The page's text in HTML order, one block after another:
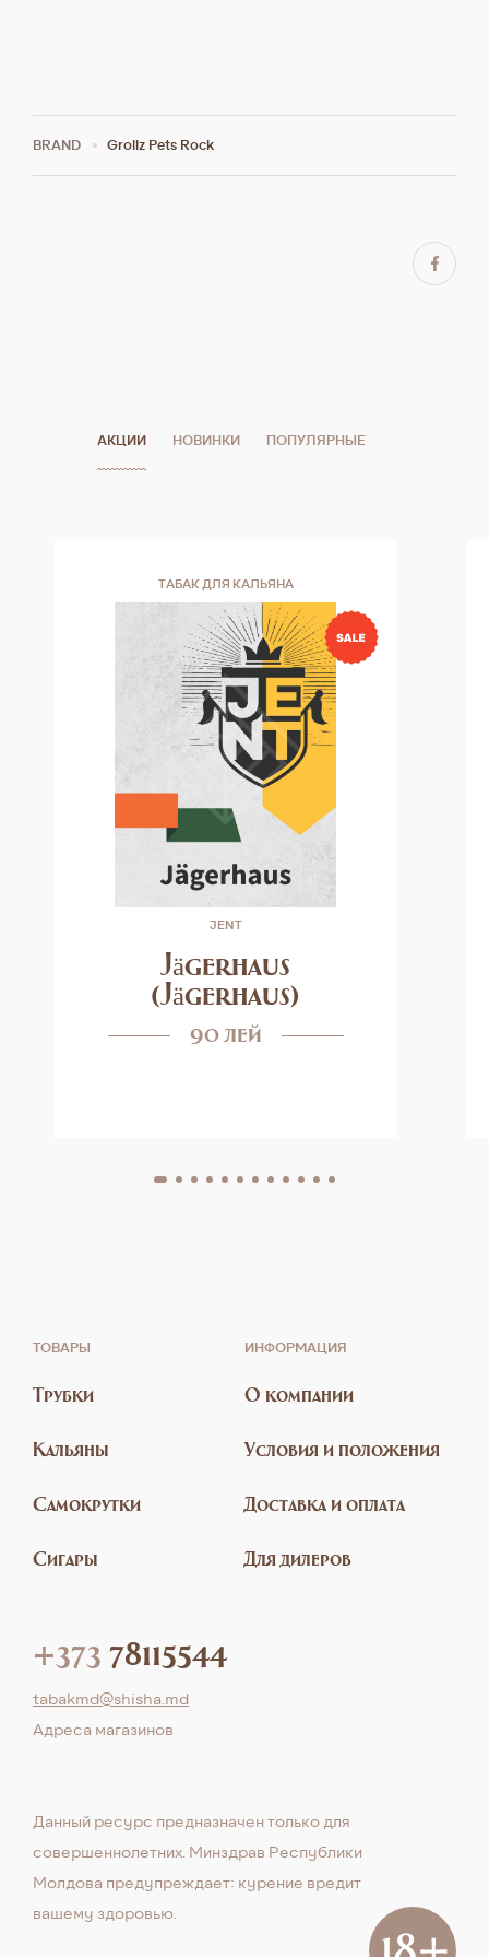
BRAND Grollz Pets Rock
АКЦИИ НОВИНКИ ПОПУЛЯРНЫЕ
ТАБАК ДЛЯ КАЛЬЯНА
JENT
Jägerhaus
(Jägerhaus)
90 лей
ТОВАРЫ
Трубки
Кальяны
Самокрутки
Сигары
ИНФОРМАЦИЯ
О компании
Условия и положения
Доставка и оплата
Для дилеров
+373 78115544
tabakmd@shisha.md
Aдреса магазинов
Данный ресурс предназначен только для
совершеннолетних. Минздрав Республики
Молдова предупреждает: курение вредит
вашему здоровью.